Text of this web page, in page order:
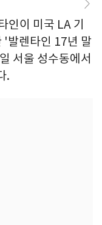
인이 미국 LA 기
'발렌타인 17년 말
서울 성수동에서
.